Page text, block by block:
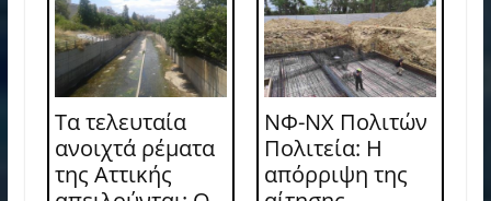
Τα τελευταία
ανοιχτά ρέματα
της Αττικής
ΝΦ-ΝΧ Πολιτών
Πολιτεία: Η
απόρριψη της